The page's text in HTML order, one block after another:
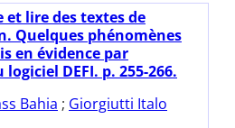
et lire des textes de
Quelques phénomènes
en évidence par
DEFI. p. 255-266.
Bahia ; Giorgiutti Italo